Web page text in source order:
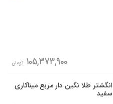
105,373,900 تومان
انگشتر طلا نگین دار مربع میناکاری
سفید